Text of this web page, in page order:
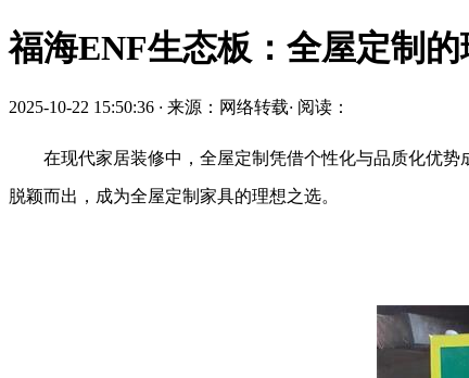
福海ENF生态板：全屋定制
2025-10-22 15:50:36 · 来源：网络转载· 阅读：
在现代家居装修中，全屋定制凭借个性化与品质化优
脱颖而出，成为全屋定制家具的理想之选。